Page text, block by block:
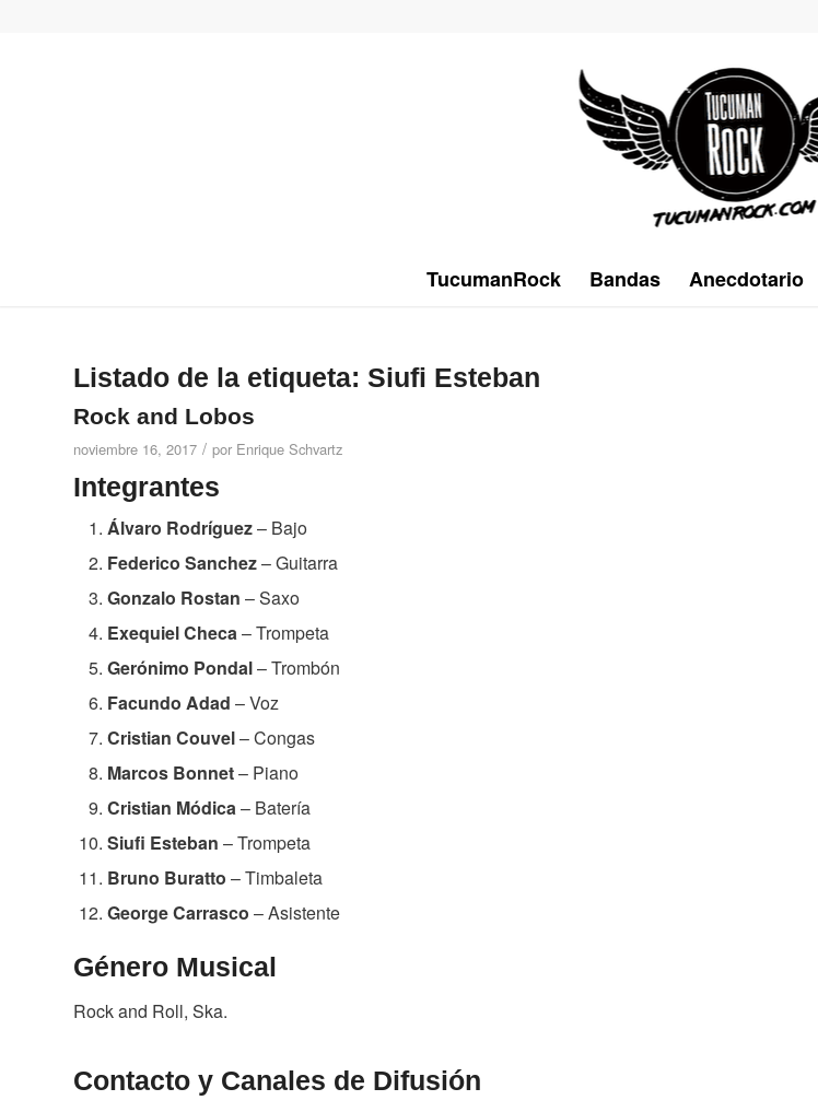
TucumanRock Bandas Anecdotario
Listado de la etiqueta: Siufi Esteban
Rock and Lobos
noviembre 16, 2017 / por Enrique Schvartz
Integrantes
Álvaro Rodríguez– Bajo
Federico Sanchez– Guitarra
Gonzalo Rostan – Saxo
Exequiel Checa– Trompeta
Gerónimo Pondal– Trombón
Facundo Adad – Voz
Cristian Couvel– Congas
Marcos Bonnet– Piano
Cristian Módica– Batería
Siufi Esteban – Trompeta
Bruno Buratto – Timbaleta
George Carrasco – Asistente
Género Musical
Rock and Roll, Ska.
Contacto y Canales de Difusión